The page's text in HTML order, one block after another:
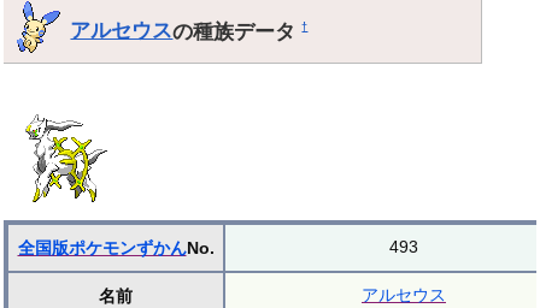
アルセウスの種族データ†
全国版ポケモンずかんNo. 493
名前 アルセウス